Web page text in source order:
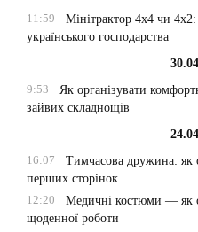
11:59
Мінітрактор 4х4 чи
українського господарства
9:53
Як організувати
зайвих складнощів
16:07
Тимчасова дружина: як
перших сторінок
12:20
Медичні костюми — як
щоденної роботи